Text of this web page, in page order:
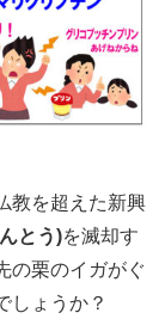
教を超えた新興
とう)を滅却す
の栗のイガがぐ
しょうか？